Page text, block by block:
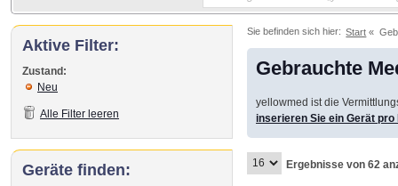
Sie befinden sich hier: Start
Gebrauchte
yellowmed ist die
inserieren Sie ein Gerät
Ergebnisse von 62
Aktive Filter:
Zustand:
Neu
Alle Filter leeren
Geräte finden: